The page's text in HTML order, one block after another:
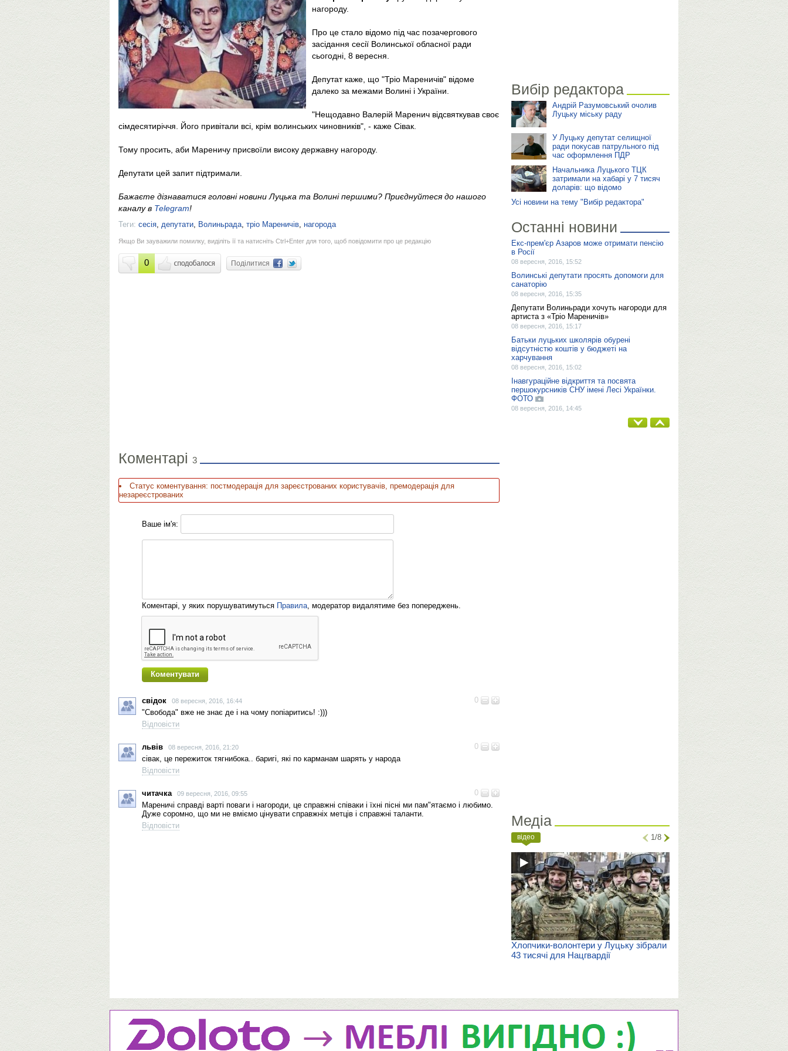
нагороду.
Про це стало відомо під час позачергового
засідання сесії Волинської обласної ради
сьогодні, 8 вересня.
Депутат каже, що "Тріо Мареничів" відоме
далеко за межами Волині і України.
"Нещодавно Валерій Маренич відсвяткував своє
сімдесятиріччя. Його привітали всі, крім волинських чиновників", - каже Сівак.
Тому просить, аби Мареничу присвоїли високу державну нагороду.
Депутати цей запит підтримали.
Бажаєте дізнаватися головні новини Луцька та Волині першими? Приєднуйтеся до нашого
каналу в Telegram!
Теги: сесія, депутати, Волиньрада, тріо Мареничів, нагорода
Якщо Ви зауважили помилку, виділіть її та натисніть Ctrl+Enter для того, щоб повідомити про це редакцію
0 Поділитися
Коментарі 3
Статус коментування: постмодерація для зареєстрованих користувачів, премодерація для
незареєстрованих
Ваше ім'я:
Коментарі, у яких порушуватимуться Правила, модератор видалятиме без попереджень.
0
свідок 08 вересня, 2016, 16:44
"Свобода" вже не знає де і на чому попіаритись! :)))
Відповісти
0
львів 08 вересня, 2016, 21:20
сівак, це пережиток тягнибока.. баригі, які по карманам шарять у народа
Відповісти
0
читачка 09 вересня, 2016, 09:55
Мареничі справді варті поваги і нагороди, це справжні співаки і їхні пісні ми пам"ятаємо і любимо.
Дуже соромно, що ми не вміємо цінувати справжніх метців і справжні таланти.
Відповісти
Вибір редактора
Андрій Разумовський очолив
Луцьку міську раду
У Луцьку депутат селищної
ради покусав патрульного під
час оформлення ПДР
Начальника Луцького ТЦК
затримали на хабарі у 7 тисяч
доларів: що відомо
Усі новини на тему "Вибір редактора"
Останні новини
Екс-прем'єр Азаров може отримати пенсію
в Росії
08 вересня, 2016, 15:52
Волинські депутати просять допомоги для
санаторію
08 вересня, 2016, 15:35
Депутати Волиньради хочуть нагороди для
артиста з «Тріо Мареничів»
08 вересня, 2016, 15:17
Батьки луцьких школярів обурені
відсутністю коштів у бюджеті на
харчування
08 вересня, 2016, 15:02
Інавгураційне відкриття та посвята
першокурсників СНУ імені Лесі Українки.
ФОТО
08 вересня, 2016, 14:45
Медіа
відео 1/8
Хлопчики-волонтери у Луцьку зібрали
43 тисячі для Нацгвардії